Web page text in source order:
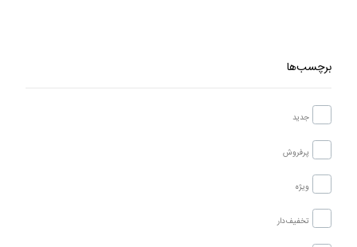
برچسب‌ها
جدید
پرفروش
ویژه
تخفیف‌دار